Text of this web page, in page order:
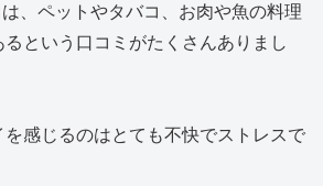
、ペットやタバコ、お肉や魚の料理
という口コミがたくさんありまし
感じるのはとても不快でストレスで